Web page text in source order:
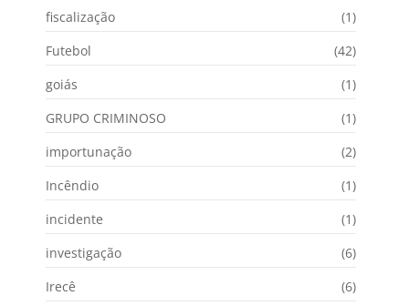
fiscalização
(1)
Futebol
(42)
goiás
(1)
GRUPO CRIMINOSO
(1)
importunação
(2)
Incêndio
(1)
incidente
(1)
investigação
(6)
Irecê
(6)